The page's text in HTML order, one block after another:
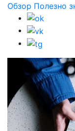
Обзор Полезно